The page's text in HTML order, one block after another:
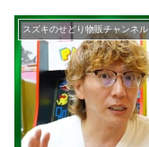
スズキのせどり物販チャンネル